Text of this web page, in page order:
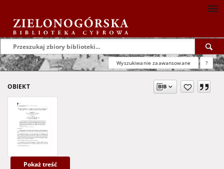
Wyszukiwanie zaawansowane ?
OBIEKT
Pokaż treść